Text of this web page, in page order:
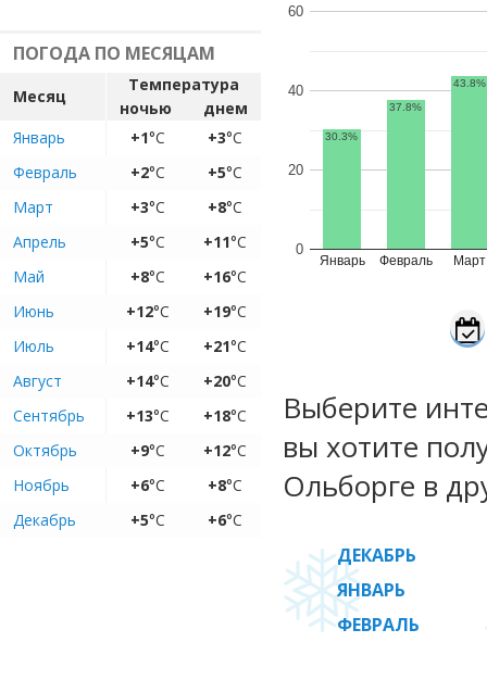
ПОГОДА ПО МЕСЯЦАМ
Месяц
Температура
ночью
днем
Январь
+1°C +3°C
Февраль
+2°C +5°C
Март
+3°C +8°C
Апрель
+5°C +11°C
Май
+8°C +16°C
Июнь
+12°C +19°C
Июль
+14°C +21°C
Август
+14°C +20°C
Сентябрь
+13°C +18°C
Октябрь
+9°C +12°C
Ноябрь
+6°C +8°C
Декабрь
+5°C +6°C
Январь Февраль Март
0
20
40
60
30.3%
37.8%
43.8%
Выберите
вы хотите
Ольборге в
ДЕКАБРЬ
ЯНВАРЬ
ФЕВРАЛЬ